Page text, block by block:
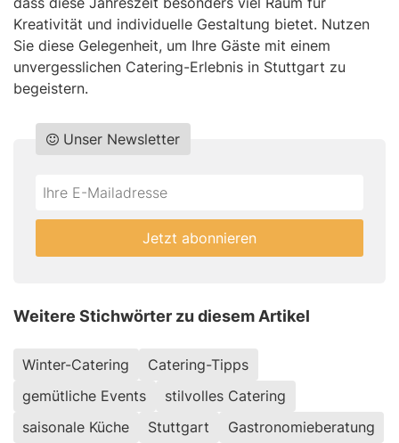
Kreativität und individuelle Gestaltung bietet. Nutzen
Sie diese Gelegenheit, um Ihre Gäste mit einem
unvergesslichen Catering-Erlebnis in Stuttgart zu
begeistern.
Do
Unser Newsletter
*Ihre
Jetzt abonnieren
Weitere Stichwörter zu diesem Artikel
Winter-Catering
Catering-Tipps
gemütliche Events
stilvolles Catering
saisonale Küche
Stuttgart Gastronomieberatung